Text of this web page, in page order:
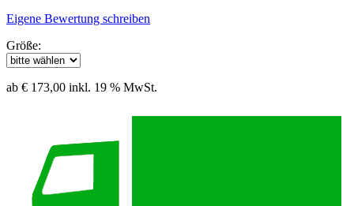
Eigene Bewertung schreiben
Größe:
ab € 173,00 inkl. 19 % MwSt.